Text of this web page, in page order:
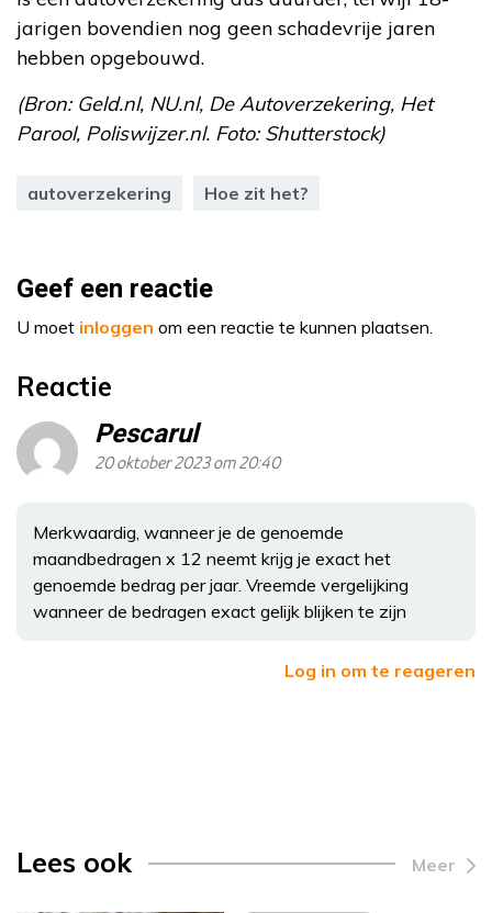
jarigen bovendien nog geen schadevrije jaren
hebben opgebouwd.
(Bron: Geld.nl, NU.nl, De Autoverzekering, Het
Parool, Poliswijzer.nl. Foto: Shutterstock)
autoverzekering Hoe zit het?
Geef een reactie
U moet inloggen om een reactie te kunnen plaatsen.
Reactie
Pescarul
20 oktober 2023 om 20:40
Merkwaardig, wanneer je de genoemde
maandbedragen x 12 neemt krijg je exact het
genoemde bedrag per jaar. Vreemde vergelijking
wanneer de bedragen exact gelijk blijken te zijn
Log in om te reageren
Lees ook Meer